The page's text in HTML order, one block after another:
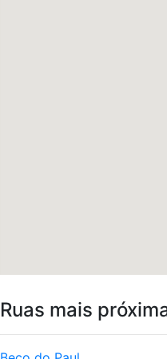
Ruas mais